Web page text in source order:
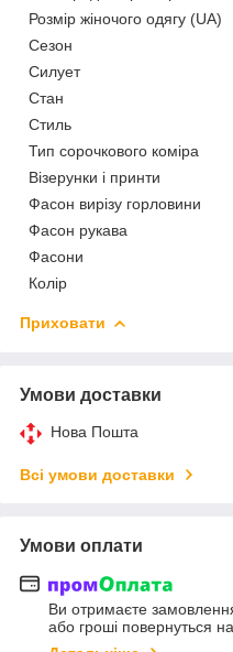
Розмір жіночого одягу (UA)
Сезон
Силует
Стан
Стиль
Тип сорочкового коміра
Візерунки і принти
Фасон вирізу горловини
Фасон рукава
Фасони
Колір
Приховати
Умови доставки
Нова Пошта
Всі умови доставки
Умови оплати
Ви отримаєте
або гроші повернуться